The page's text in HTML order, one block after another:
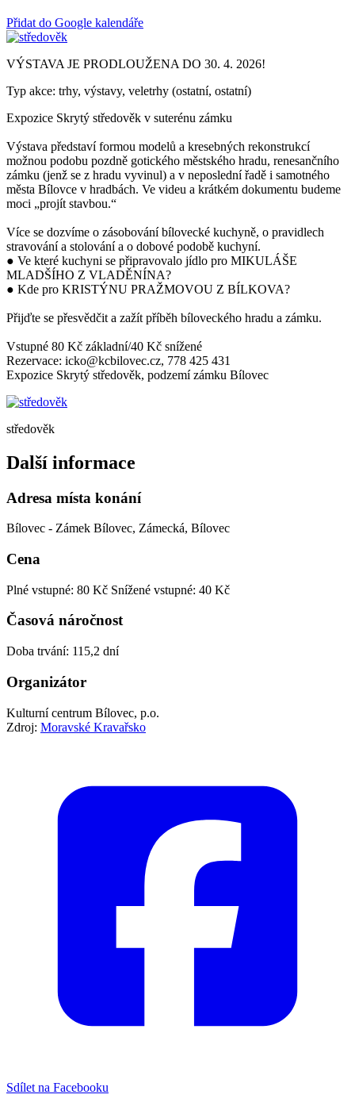
Přidat do Google kalendáře
VÝSTAVA JE PRODLOUŽENA DO 30. 4. 2026!
Typ akce: trhy, výstavy, veletrhy (ostatní, ostatní)
Expozice Skrytý středověk v suterénu zámku
Výstava představí formou modelů a kresebných rekonstrukcí
možnou podobu pozdně gotického městského hradu, renesančního
zámku (jenž se z hradu vyvinul) a v neposlední řadě i samotného
města Bílovce v hradbách. Ve videu a krátkém dokumentu budeme
moci „projít stavbou.“
Více se dozvíme o zásobování bílovecké kuchyně, o pravidlech
stravování a stolování a o dobové podobě kuchyní.
● Ve které kuchyni se připravovalo jídlo pro MIKULÁŠE
MLADŠÍHO Z VLADĚNÍNA?
● Kde pro KRISTÝNU PRAŽMOVOU Z BÍLKOVA?
Přijďte se přesvědčit a zažít příběh bíloveckého hradu a zámku.
Vstupné 80 Kč základní/40 Kč snížené
Rezervace: icko@kcbilovec.cz, 778 425 431
Expozice Skrytý středověk, podzemí zámku Bílovec
středověk
Další informace
Adresa místa konání
Bílovec - Zámek Bílovec, Zámecká, Bílovec
Cena
Plné vstupné: 80 Kč Snížené vstupné: 40 Kč
Časová náročnost
Doba trvání: 115,2 dní
Organizátor
Kulturní centrum Bílovec, p.o.
Zdroj: Moravské Kravařsko
Sdílet na Facebooku